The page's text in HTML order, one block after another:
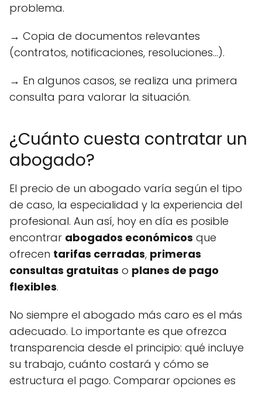
problema.
→ Copia de documentos relevantes
(contratos, notificaciones, resoluciones...).
→ En algunos casos, se realiza una primera
consulta para valorar la situación.
¿Cuánto cuesta contratar un
abogado?
El precio de un abogado varía según el tipo
de caso, la especialidad y la experiencia del
profesional. Aun así, hoy en día es posible
encontrar abogados económicos que
ofrecen tarifas cerradas, primeras
consultas gratuitas o planes de pago
flexibles.
No siempre el abogado más caro es el más
adecuado. Lo importante es que ofrezca
transparencia desde el principio: qué incluye
su trabajo, cuánto costará y cómo se
estructura el pago. Comparar opciones es